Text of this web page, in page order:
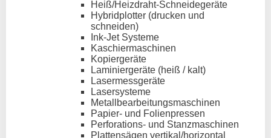
Heiß/Heizdraht-Schneidegeräte
Hybridplotter (drucken und
schneiden)
Ink-Jet Systeme
Kaschiermaschinen
Kopiergeräte
Laminiergeräte (heiß / kalt)
Lasermessgeräte
Lasersysteme
Metallbearbeitungsmaschinen
Papier- und Folienpressen
Perforations- und Stanzmaschinen
Plattensägen vertikal/horizontal